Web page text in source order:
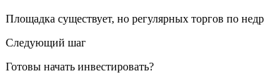
Площадка существует, но регулярных торгов по
Следующий шаг
Готовы начать инвестировать?